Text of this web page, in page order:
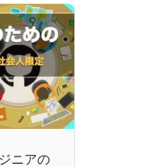
ニアの